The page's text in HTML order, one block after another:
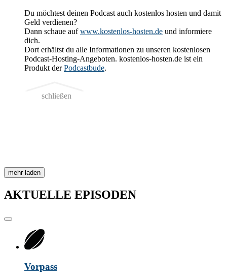
Du möchtest deinen Podcast auch kostenlos hosten und damit
Geld verdienen?
Dann schaue aufwww.kostenlos-hosten.de und informiere
dich.
Dort erhältst du alle Informationen zu unseren kostenlosen
Podcast-Hosting-Angeboten. kostenlos-hosten.de ist ein
Produkt derPodcastbude.
schließen
mehr laden
AKTUELLE EPISODEN
Vorpass